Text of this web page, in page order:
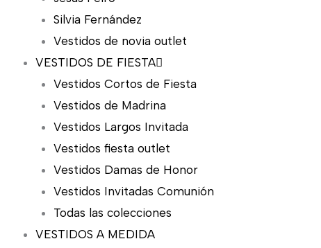
Silvia Fernández
Vestidos de novia outlet
VESTIDOS DE FIESTA
Vestidos Cortos de Fiesta
Vestidos de Madrina
Vestidos Largos Invitada
Vestidos fiesta outlet
Vestidos Damas de Honor
Vestidos Invitadas Comunión
Todas las colecciones
VESTIDOS A MEDIDA